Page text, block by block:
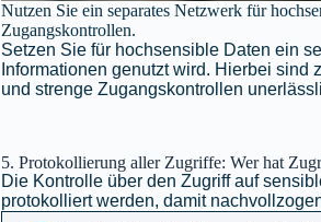
Nutzen Sie ein separates Netzwerk für
Zugangskontrollen.
Setzen Sie für hochsensible Daten ein
Informationen genutzt wird. Hierbei
und strenge Zugangskontrollen
5. Protokollierung aller Zugriffe: Wer hat
Die Kontrolle über den Zugriff auf
protokolliert werden, damit